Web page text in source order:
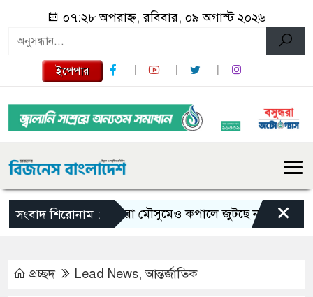
০৭:২৮ অপরাহ্ন, রবিবার, ০৯ অগাস্ট ২০২৬
ইপেপার
সংবাদ শিরোনাম :ভরা মৌসুমেও কপালে জুটছে না ইলিশ, দাম
×
প্রচ্ছদ Lead News,আন্তর্জাতিক